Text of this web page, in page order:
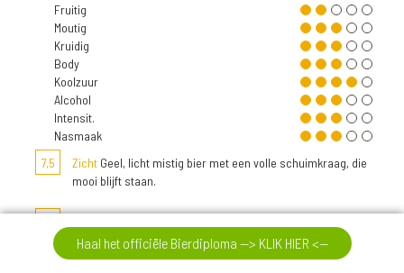
Fruitig
Moutig
Kruidig
Body
Koolzuur
Alcohol
Intensit.
Nasmaak
7,5
Zicht Geel, licht mistig bier met een volle schuimkraag, die
mooi blijft staan.
een bloemige hopgeur. Een kruidige geur van kardemom en
een fruitige geur van geel fruit.
Haal het officiële Bierdiploma --> KLIK HIER <--